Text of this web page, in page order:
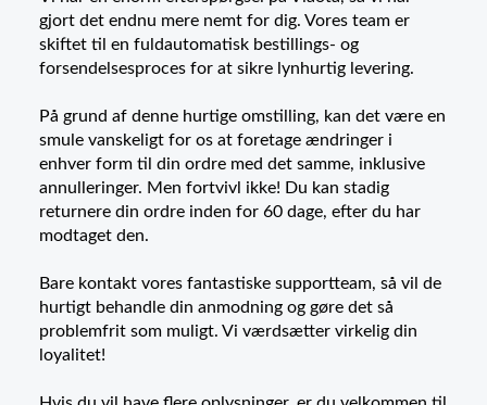
gjort det endnu mere nemt for dig. Vores team er
skiftet til en fuldautomatisk bestillings- og
forsendelsesproces for at sikre lynhurtig levering.
På grund af denne hurtige omstilling, kan det være en
smule vanskeligt for os at foretage ændringer i
enhver form til din ordre med det samme, inklusive
annulleringer. Men fortvivl ikke! Du kan stadig
returnere din ordre inden for 60 dage, efter du har
modtaget den.
Bare kontakt vores fantastiske supportteam, så vil de
hurtigt behandle din anmodning og gøre det så
problemfrit som muligt. Vi værdsætter virkelig din
loyalitet!